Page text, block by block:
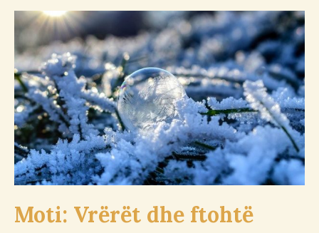
Moti: Vrërët dhe ftohtë
Moti:
Vrërët
dhe
ftohtë